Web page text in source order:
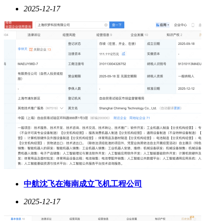
2025-12-17
中航沈飞在海南成立飞机工程公司
2025-12-17